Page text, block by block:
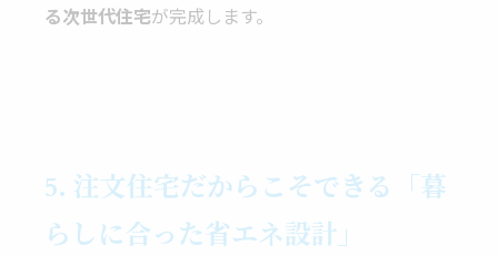
る次世代住宅が完成します。
5. 注文住宅だからこそできる「暮
らしに合った省エネ設計」